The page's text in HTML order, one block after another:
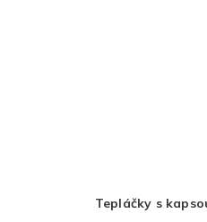
Tepláčky s